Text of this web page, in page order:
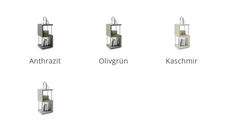
Anthrazit Olivgrün Kaschmir